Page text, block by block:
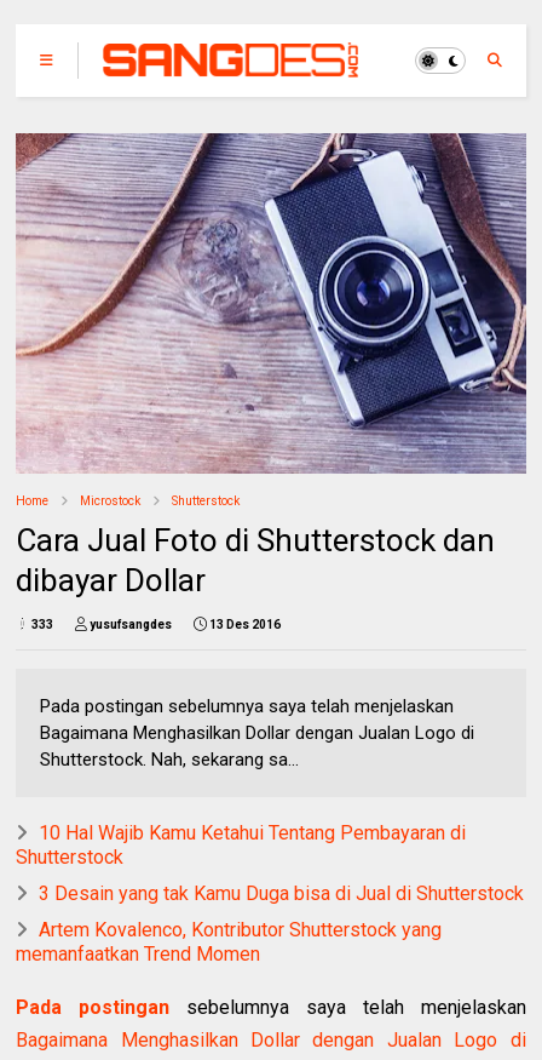
Home Microstock Shutterstock
Cara Jual Foto di Shutterstock dan
dibayar Dollar
333 yusufsangdes 13 Des 2016
Pada postingan sebelumnya saya telah menjelaskan
Bagaimana Menghasilkan Dollar dengan Jualan Logo di
Shutterstock. Nah, sekarang sa...
10 Hal Wajib Kamu Ketahui Tentang Pembayaran di
Shutterstock
3 Desain yang tak Kamu Duga bisa di Jual di Shutterstock
Artem Kovalenco, Kontributor Shutterstock yang
memanfaatkan Trend Momen
Pada postingan sebelumnya saya telah menjelaskan
Bagaimana Menghasilkan Dollar dengan Jualan Logo di